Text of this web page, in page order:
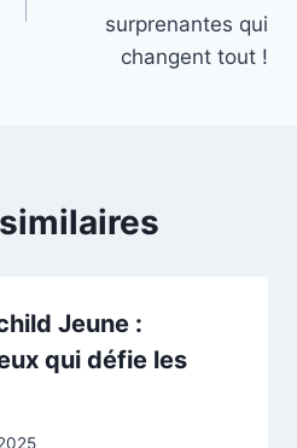
surprenantes qui
changent tout !
Jeune :
qui défie les